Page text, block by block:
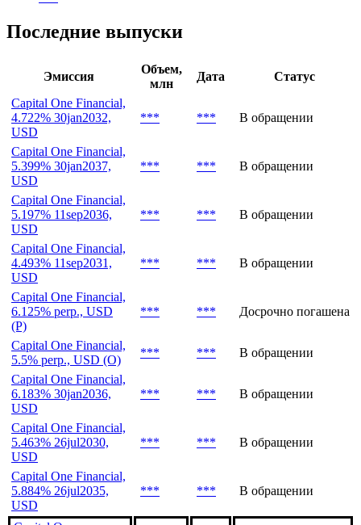
Условия конвертации
Последние выпуски
Объем,
Capital One Financial,
4.722% 30jan2032,
USD
*** *** В обращении
Capital One Financial,
5.399% 30jan2037,
USD
*** *** В обращении
Capital One Financial,
5.197% 11sep2036,
USD
*** *** В обращении
Capital One Financial,
4.493% 11sep2031,
USD
*** *** В обращении
Capital One Financial,
6.125% perp., USD
(P)
Capital One Financial,
5.5% perp., USD (O)
Capital One Financial,
6.183% 30jan2036,
USD
*** *** В обращении
Capital One Financial,
5.463% 26jul2030,
USD
*** *** В обращении